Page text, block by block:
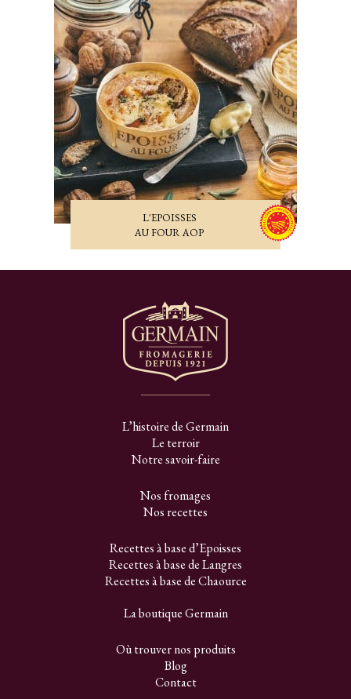
L'EPOISSES
AU FOUR AOP
L’histoire de Germain
Le terroir
Notre savoir-faire
Nos fromages
Nos recettes
Recettes à base d’Epoisses
Recettes à base de Langres
Recettes à base de Chaource
La boutique Germain
Où trouver nos produits
Blog
Contact